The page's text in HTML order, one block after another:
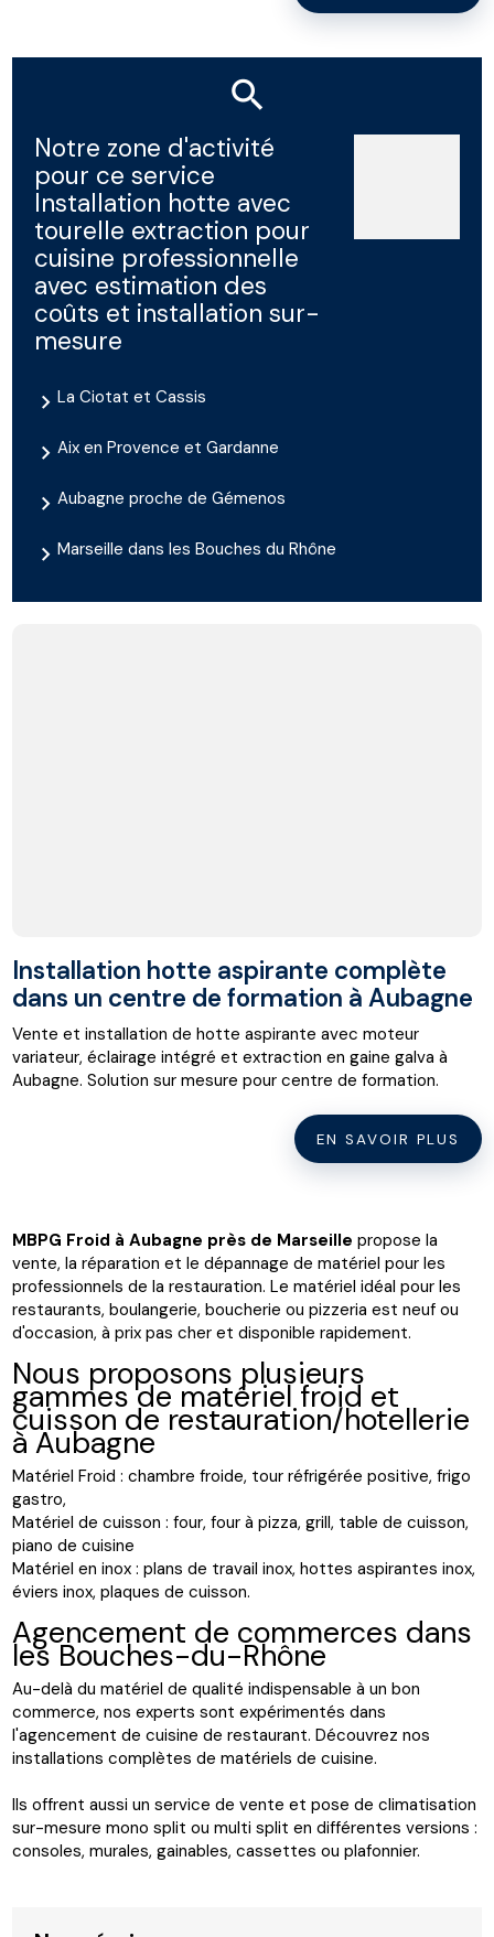
Notre zone d'activité
pour ce service
Installation hotte avec
tourelle extraction pour
cuisine professionnelle
avec estimation des
coûts et installation sur-
mesure
La Ciotat et Cassis
Aix en Provence et Gardanne
Aubagne proche de Gémenos
Marseille dans les Bouches du Rhône
Installation hotte aspirante complète
dans un centre de formation à Aubagne
Vente et installation de hotte aspirante avec moteur
variateur, éclairage intégré et extraction en gaine galva à
Aubagne. Solution sur mesure pour centre de formation.
EN SAVOIR PLUS
MBPG Froid à Aubagne près de Marseille propose la
vente, la réparation et le dépannage de matériel pour les
professionnels de la restauration. Le matériel idéal pour les
restaurants, boulangerie, boucherie ou pizzeria est neuf ou
d'occasion, à prix pas cher et disponible rapidement.
Nous proposons plusieurs
gammes de matériel froid et
cuisson de restauration/hotellerie
à Aubagne
Matériel Froid : chambre froide, tour réfrigérée positive, frigo
gastro,
Matériel de cuisson : four, four à pizza, grill, table de cuisson,
piano de cuisine
Matériel en inox : plans de travail inox, hottes aspirantes inox,
éviers inox, plaques de cuisson.
Agencement de commerces dans
les Bouches-du-Rhône
Au-delà du matériel de qualité indispensable à un bon
commerce, nos experts sont expérimentés dans
l'agencement de cuisine de restaurant. Découvrez nos
installations complètes de matériels de cuisine.
Ils offrent aussi un service de vente et pose de climatisation
sur-mesure mono split ou multi split en différentes versions :
consoles, murales, gainables, cassettes ou plafonnier.